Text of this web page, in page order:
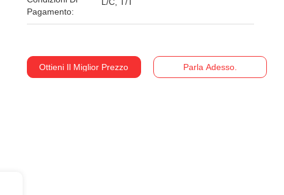
Pagamento:
Ottieni Il Miglior Prezzo Parla Adesso.